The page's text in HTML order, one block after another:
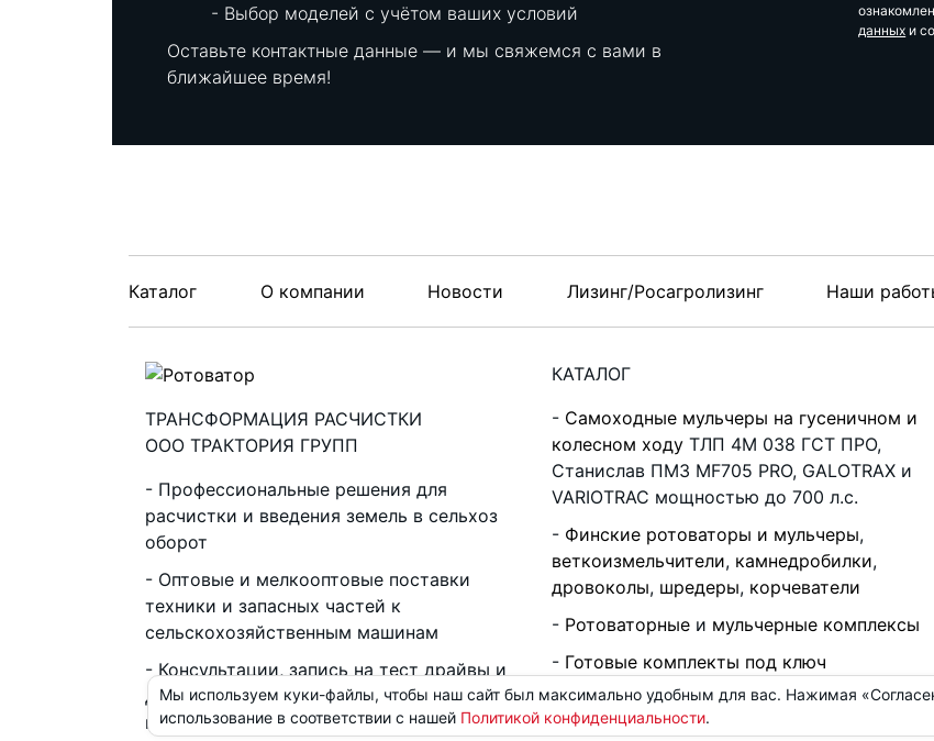
Выбор моделей с учётом ваших условий
Оставьте контактные данные — и мы свяжемся с вами в
ближайшее время!
данных и
Каталог О компании Новости Лизинг/Росагролизинг Наши
ТРАНСФОРМАЦИЯ РАСЧИСТКИ
ООО ТРАКТОРИЯ ГРУПП
Профессиональные решения для
расчистки и введения земель в сельхоз
оборот
Оптовые и мелкооптовые поставки
техники и запасных частей к
сельскохозяйственным машинам
Консультации, запись на тест драйвы и
демо показы, подбор, согласование,
приобретение оборудования
КАТАЛОГ
Самоходные мульчеры на гусеничном и
колесном ходу ТЛП 4М 038 ГСТ ПРО,
Станислав ПМЗ MF705 PRO, GALOTRAX и
VARIOTRAC мощностью до 700 л.с.
Финские ротоваторы и мульчеры,
веткоизмельчители, камнедробилки,
дровоколы, шредеры, корчеватели
Ротоваторные и мульчерные комплексы
Готовые комплекты под ключ
Все оборудование в наличии на складе
Мы используем куки-файлы, чтобы наш сайт был максимально удобным для вас. Нажимая
использование в соответствии с нашей Политикой конфиденциальности.